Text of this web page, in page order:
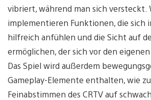
vibriert, während man sich versteckt.
implementieren Funktionen, die sich
hilfreich anfühlen und die Sicht auf
ermöglichen, der sich vor den
Das Spiel wird außerdem
Gameplay-Elemente enthalten, wie
Feinabstimmen des CRTV auf